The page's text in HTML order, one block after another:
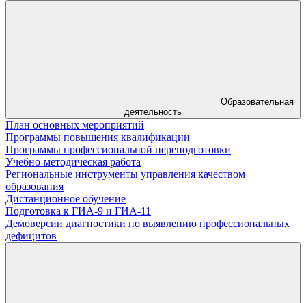
Образовательная
деятельность
План основных мероприятий
Программы повышения квалификации
Программы профессиональной переподготовки
Учебно-методическая работа
Региональные инструменты управления качеством
образования
Дистанционное обучение
Подготовка к ГИА-9 и ГИА-11
Демоверсии диагностики по выявлению профессиональных
дефицитов